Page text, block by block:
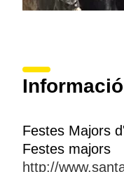
Festes Majors
Festes majors
http://